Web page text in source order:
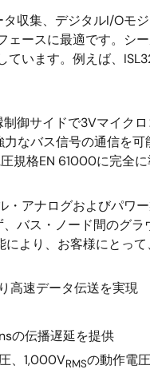
収集、デジタルI/Oモ
ェースに最適です。シ
ています。例えば、
御サイドで3Vマイク
なバス信号の通信を
規格EN 61000に完全に
・アナログおよびパワ
バス・ノード間のグ
より、お客様にとっ
高速データ伝送を実現
の伝播遅延を提供
、1,000VRMSの動作電